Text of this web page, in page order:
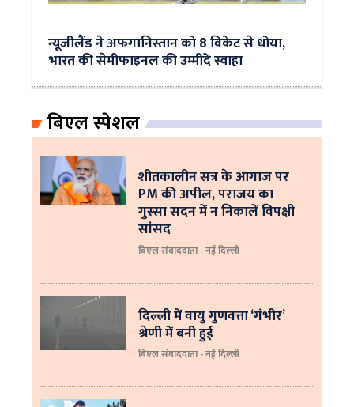
न्यूजीलैंड ने अफगानिस्तान को 8 विकेट से धोया,
भारत की सेमीफाइनल की उम्मीदें स्वाहा
बिएल स्पेशल
शीतकालीन सत्र के आगाज पर
PM की अपील, पराजय का
गुस्सा सदन में न निकालें विपक्षी
सांसद
बिएल संवाददाता - नई दिल्ली
दिल्ली में वायु गुणवत्ता ‘गंभीर’
श्रेणी में बनी हुई
बिएल संवाददाता - नई दिल्ली